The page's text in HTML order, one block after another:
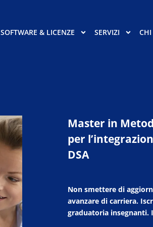
SOFTWARE & LICENZE SERVIZI
Master in
per
DSA
Non smettere di
avanzare di carriera.
graduatoria insegnanti.